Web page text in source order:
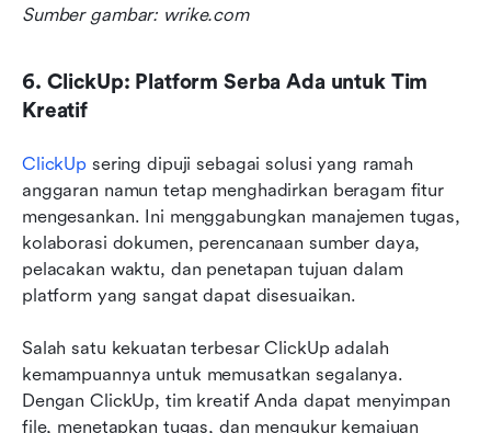
Sumber gambar: wrike.com
6. ClickUp: Platform Serba Ada untuk Tim
Kreatif
ClickUp sering dipuji sebagai solusi yang ramah
anggaran namun tetap menghadirkan beragam fitur
mengesankan. Ini menggabungkan manajemen tugas,
kolaborasi dokumen, perencanaan sumber daya,
pelacakan waktu, dan penetapan tujuan dalam
platform yang sangat dapat disesuaikan.
Salah satu kekuatan terbesar ClickUp adalah
kemampuannya untuk memusatkan segalanya.
Dengan ClickUp, tim kreatif Anda dapat menyimpan
file, menetapkan tugas, dan mengukur kemajuan